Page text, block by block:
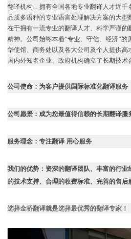
翻译机构，拥有全国各地专业翻译人才近千
品质多语种的专业语言处理解决方案的大型
在于拥有一流专业的翻译人才、科学严谨的
精神。公司始终本着“专业、守信、经济”的
华使馆、商务处以及各大公司及个人提供高
国内外知名企业、政府机构确立了长期技术
公司使命：为客户提供国际标准化翻译服务
公司愿景：成为您最值得信赖的长期翻译服
服务理念：专注翻译 用心服务
我们的优势：资深的翻译团队、丰富的行
的技术支持、合理的收费标准、完善的售后
选择金桥翻译就是选择最优秀的翻译专家！